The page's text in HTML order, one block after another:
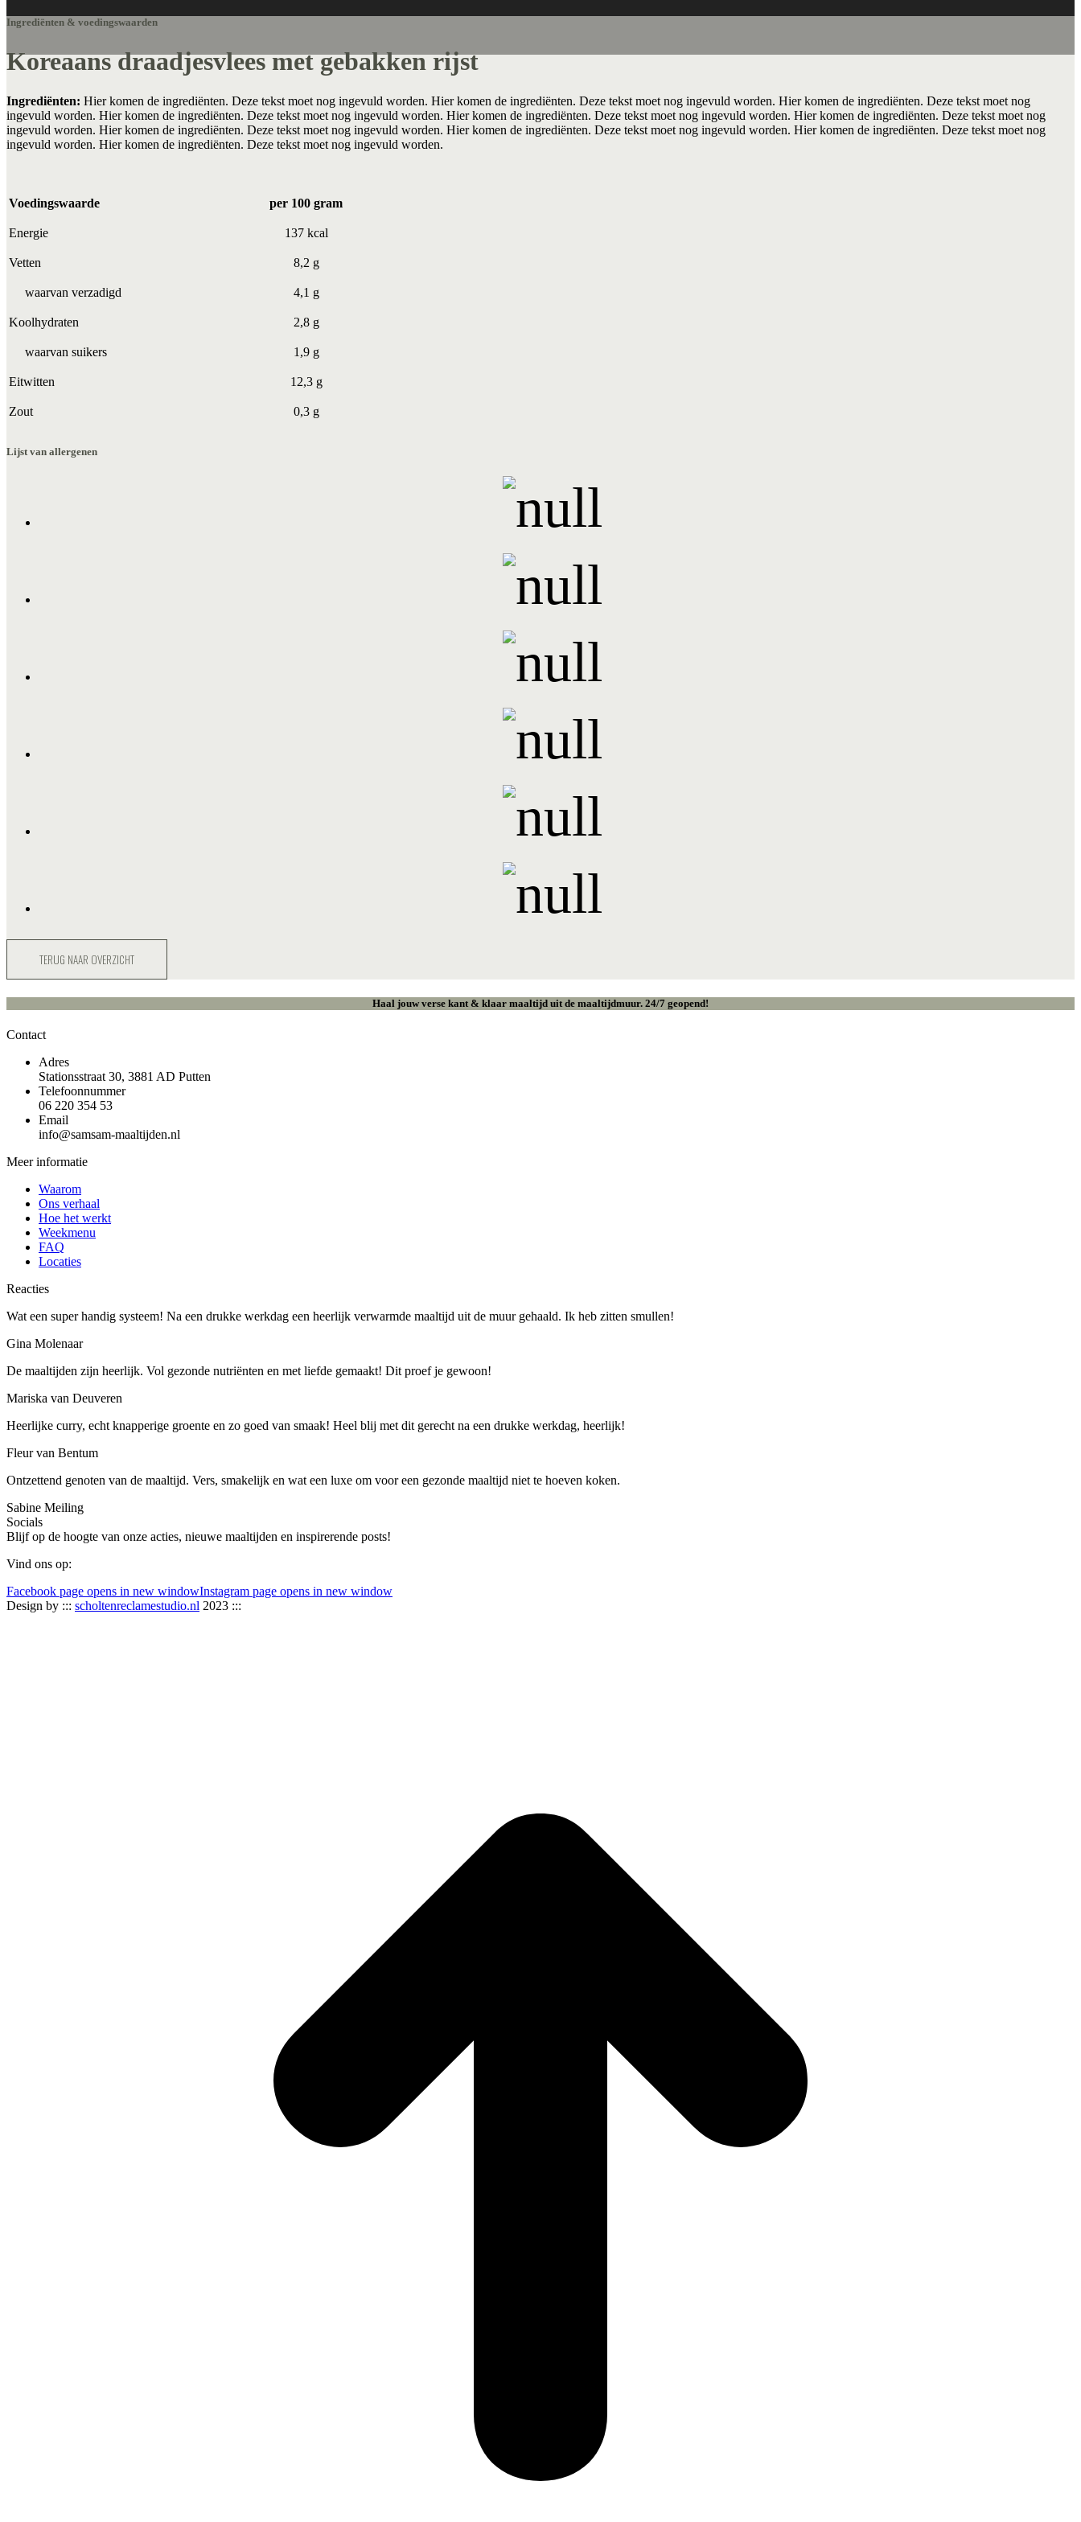
Ingrediënten & voedingswaarden
Koreaans draadjesvlees met gebakken rijst
Ingrediënten: Hier komen de ingrediënten. Deze tekst moet nog ingevuld worden. Hier komen de ingrediënten. Deze tekst moet nog ingevuld worden. Hier komen de ingrediënten. Deze tekst moet nog
ingevuld worden. Hier komen de ingrediënten. Deze tekst moet nog ingevuld worden. Hier komen de ingrediënten. Deze tekst moet nog ingevuld worden. Hier komen de ingrediënten. Deze tekst moet nog
ingevuld worden. Hier komen de ingrediënten. Deze tekst moet nog ingevuld worden. Hier komen de ingrediënten. Deze tekst moet nog ingevuld worden. Hier komen de ingrediënten. Deze tekst moet nog
ingevuld worden. Hier komen de ingrediënten. Deze tekst moet nog ingevuld worden.
Voedingswaarde per 100 gram
Energie 137 kcal
Vetten 8,2 g
waarvan verzadigd 4,1 g
Koolhydraten 2,8 g
waarvan suikers 1,9 g
Eitwitten 12,3 g
Zout 0,3 g
Lijst van allergenen
TERUG NAAR OVERZICHT
Haal jouw verse kant & klaar maaltijd uit de maaltijdmuur. 24/7 geopend!
Contact
Adres
Stationsstraat 30, 3881 AD Putten
Telefoonnummer
06 220 354 53
Email
info@samsam-maaltijden.nl
Meer informatie
Waarom
Ons verhaal
Hoe het werkt
Weekmenu
FAQ
Locaties
Reacties
Wat een super handig systeem! Na een drukke werkdag een heerlijk verwarmde maaltijd uit de muur gehaald. Ik heb zitten smullen!
Gina Molenaar
De maaltijden zijn heerlijk. Vol gezonde nutriënten en met liefde gemaakt! Dit proef je gewoon!
Mariska van Deuveren
Heerlijke curry, echt knapperige groente en zo goed van smaak! Heel blij met dit gerecht na een drukke werkdag, heerlijk!
Fleur van Bentum
Ontzettend genoten van de maaltijd. Vers, smakelijk en wat een luxe om voor een gezonde maaltijd niet te hoeven koken.
Sabine Meiling
Socials
Blijf op de hoogte van onze acties, nieuwe maaltijden en inspirerende posts!
Vind ons op:
Facebook page opens in new windowInstagram page opens in new window
Design by ::: scholtenreclamestudio.nl 2023 :::